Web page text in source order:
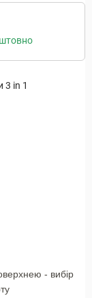
3 in 1
- вибір